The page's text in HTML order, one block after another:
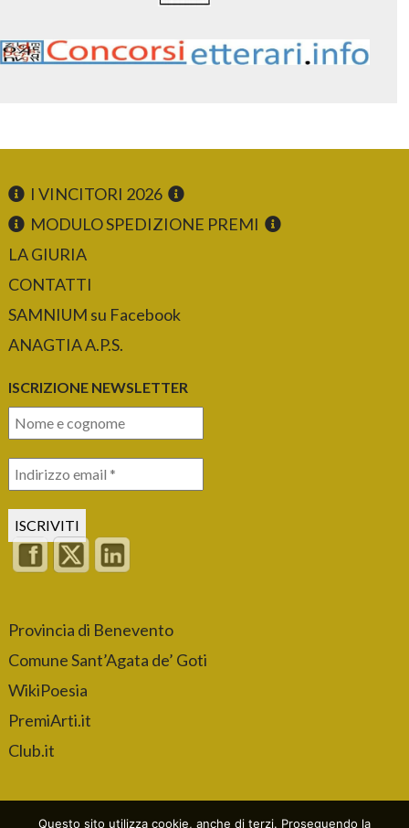
I VINCITORI 2026
MODULO SPEDIZIONE PREMI
LA GIURIA
CONTATTI
SAMNIUM su Facebook
ANAGTIA A.P.S.
ISCRIZIONE NEWSLETTER
Provincia di Benevento
Comune Sant’Agata de’ Goti
WikiPoesia
PremiArti.it
Club.it
Questo sito utilizza cookie, anche di terzi. Proseguendo la